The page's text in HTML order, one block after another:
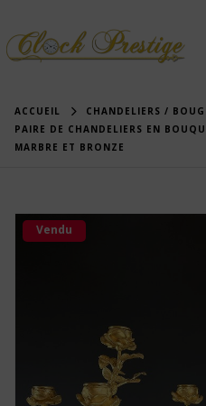
ACCUEIL
CHANDELIERS /
PAIRE DE CHANDELIERS EN
MARBRE ET BRONZE
Vendu